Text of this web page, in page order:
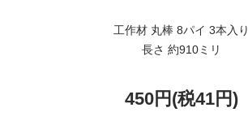
工作材 丸棒 8パイ 3本入り
長さ 約910ミリ
450円(税41円)